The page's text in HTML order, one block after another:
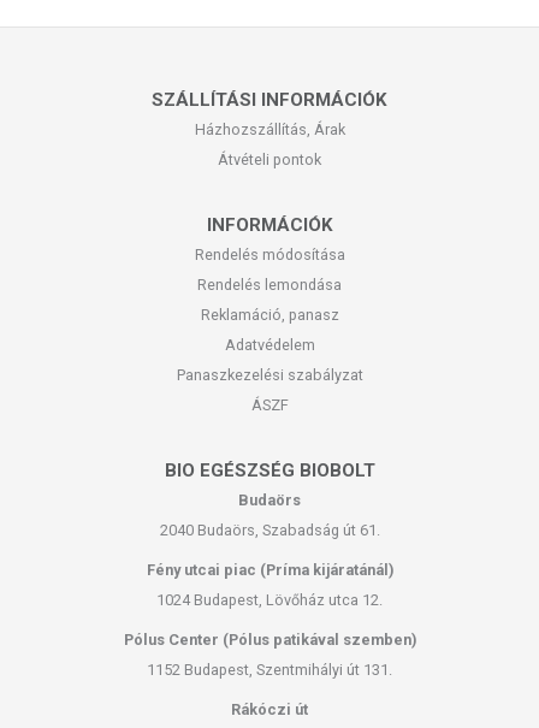
SZÁLLÍTÁSI INFORMÁCIÓK
Házhozszállítás, Árak
Átvételi pontok
INFORMÁCIÓK
Rendelés módosítása
Rendelés lemondása
Reklamáció, panasz
Adatvédelem
Panaszkezelési szabályzat
ÁSZF
BIO EGÉSZSÉG BIOBOLT
Budaörs
2040 Budaörs, Szabadság út 61.
Fény utcai piac (Príma kijáratánál)
1024 Budapest, Lövőház utca 12.
Pólus Center (Pólus patikával szemben)
1152 Budapest, Szentmihályi út 131.
Rákóczi út